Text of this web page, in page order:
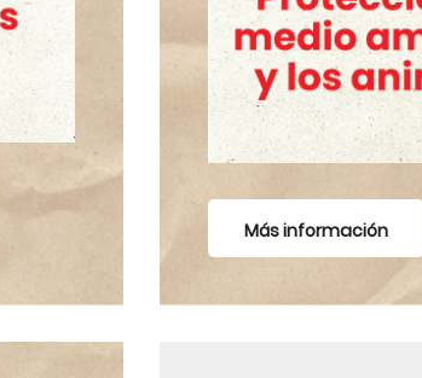
Más información